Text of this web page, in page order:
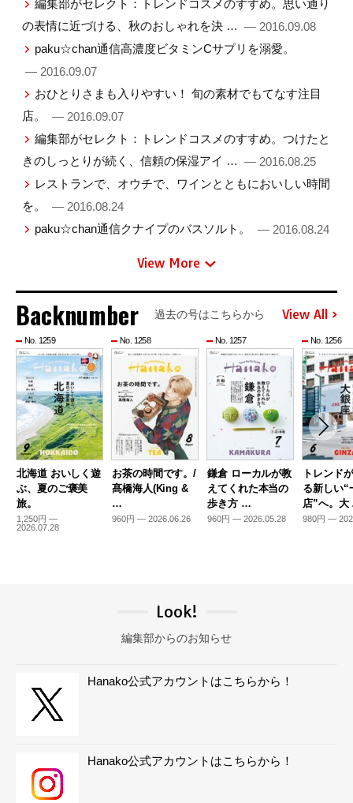
編集部がセレクト：トレンドコスメのすすめ。思い通り
の表情に近づける、秋のおしゃれを決 … — 2016.09.08
paku☆chan通信高濃度ビタミンCサプリを溺愛。
— 2016.09.07
おひとりさまも入りやすい！ 旬の素材でもてなす注目
店。
— 2016.09.07
編集部がセレクト：トレンドコスメのすすめ。つけたと
きのしっとりが続く、信頼の保湿アイ … — 2016.08.25
レストランで、オウチで、ワインとともにおいしい時間
を。
— 2016.08.24
paku☆chan通信クナイプのバスソルト。
— 2016.08.24
View More
Backnumber 過去の号はこちらから View All
No. 1259
北海道 おいしく遊
ぶ、夏のご褒美
旅。
1,250円 —
2026.07.28
No. 1258
お茶の時間です。/
髙橋海人(King &
…
960円 — 2026.06.26
No. 1257
鎌倉 ローカルが教
えてくれた本当の
歩き方 …
960円 — 2026.05.28
No. 1256
トレンド
る新しい“
店”へ。
980円 —
Look!
編集部からのお知らせ
Hanako公式アカウントはこちらから！
Hanako公式アカウントはこちらから！